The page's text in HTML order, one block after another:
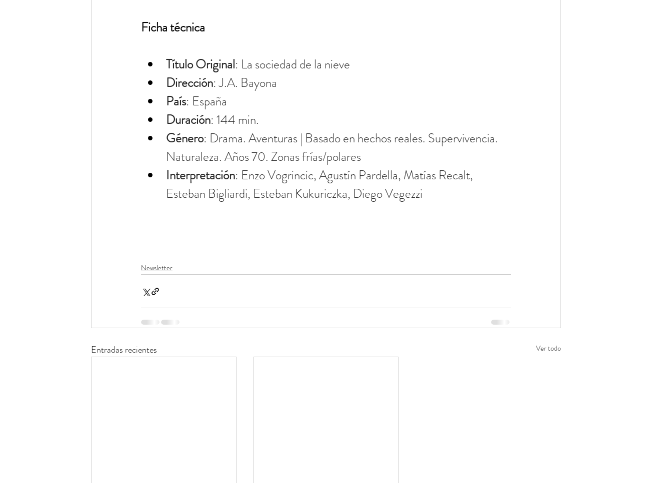
Ficha técnica
Título Original: La sociedad de la nieve
Dirección: J.A. Bayona
País: España
Duración: 144 min.
Género: Drama. Aventuras | Basado en hechos reales. Supervivencia.
Naturaleza. Años 70. Zonas frías/polares
Interpretación: Enzo Vogrincic, Agustín Pardella, Matías Recalt,
Esteban Bigliardi, Esteban Kukuriczka, Diego Vegezzi
Newsletter
Entradas recientes Ver todo